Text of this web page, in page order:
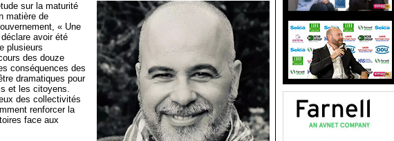
sur la maturité
matière de
« Une
avoir été
plusieurs
des douze
conséquences des
dramatiques pour
et les citoyens.
des collectivités
renforcer la
face aux